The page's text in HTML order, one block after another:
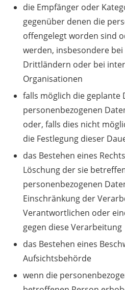
die Empfänger oder
gegenüber denen die
offengelegt worden sind
werden, insbesondere
Drittländern oder bei
Organisationen
falls möglich die geplante
personenbezogenen
oder, falls dies nicht
die Festlegung dieser
das Bestehen eines
Löschung der sie
personenbezogenen
Einschränkung der
Verantwortlichen oder
gegen diese Verarbeitung
das Bestehen eines
Aufsichtsbehörde
wenn die